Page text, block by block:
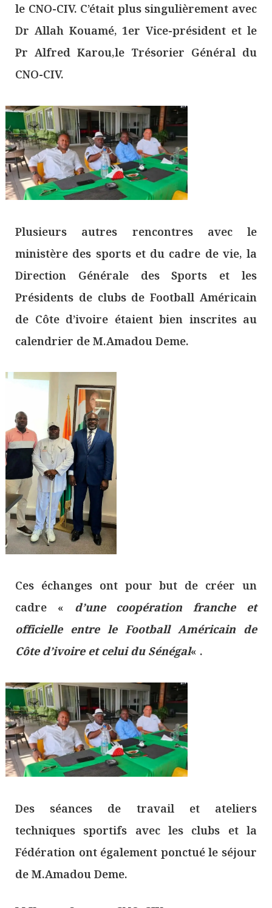
le CNO-CIV. C’était plus singulièrement avec
Dr Allah Kouamé, 1er Vice-président et le
Pr Alfred Karou,le Trésorier Général du
CNO-CIV.
Plusieurs autres rencontres avec le
ministère des sports et du cadre de vie, la
Direction Générale des Sports et les
Présidents de clubs de Football Américain
de Côte d’ivoire étaient bien inscrites au
calendrier de M.Amadou Deme.
Ces échanges ont pour but de créer un
cadre « d’une coopération franche et
officielle entre le Football Américain de
Côte d’ivoire et celui du Sénégal« .
Des séances de travail et ateliers
techniques sportifs avec les clubs et la
Fédération ont également ponctué le séjour
de M.Amadou Deme.